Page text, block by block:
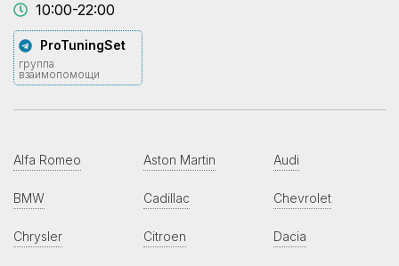
10:00-22:00
ProTuningSet
группа
взаимопомощи
Alfa Romeo Aston Martin Audi
BMW Cadillac Chevrolet
Chrysler Citroen Dacia